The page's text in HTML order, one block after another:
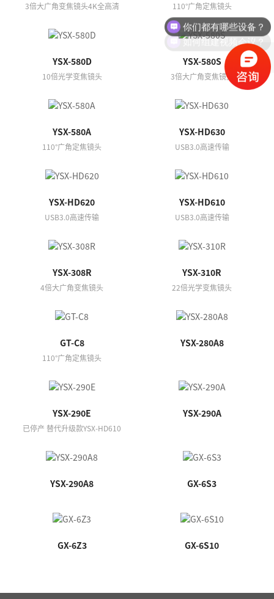
3倍大广角变焦镜头4K全高清 110°广角定焦镜头
YSX-580D
10倍光学变焦镜头
YSX-580S
3倍大广角变焦镜头
YSX-580A
110°广角定焦镜头
YSX-HD630
USB3.0高速传输
YSX-HD620
USB3.0高速传输
YSX-HD610
USB3.0高速传输
YSX-308R
4倍大广角变焦镜头
YSX-310R
22倍光学变焦镜头
GT-C8
110°广角定焦镜头
YSX-280A8
YSX-290E
已停产 替代升级款YSX-HD610
YSX-290A
YSX-290A8 GX-6S3
GX-6Z3 GX-6S10

你们都有哪些设备？
如何组建视频会议？